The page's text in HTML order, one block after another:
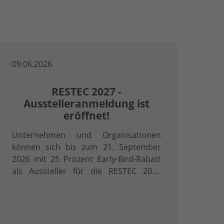
09.06.2026
RESTEC 2027 -
Ausstelleranmeldung ist
eröffnet!
Unternehmen und Organisationen
können sich bis zum 21. September
2026 mit 25 Prozent Early-Bird-Rabatt
als Aussteller für die RESTEC 2027